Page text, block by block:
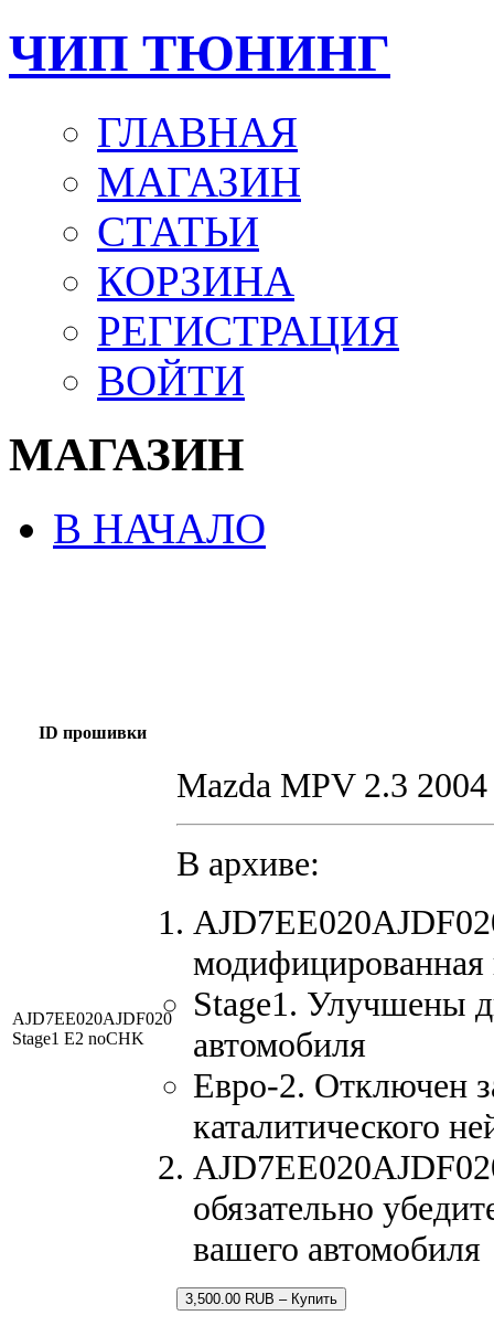
ЧИП ТЮНИНГ
ГЛАВНАЯ
МАГАЗИН
СТАТЬИ
КОРЗИНА
РЕГИСТРАЦИЯ
ВОЙТИ
МАГАЗИН
В НАЧАЛО
ID прошивки
AJD7EE020AJDF020
Stage1 E2 noCHK
Mazda MPV 2.3 2004
В архиве:
Stage1. Улучшены
автомобиля
Евро-2. Отключен
каталитического
обязательно
вашего автомобиля
3,500.00 RUB – Купить